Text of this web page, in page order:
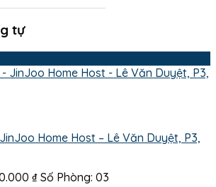
tự
Home Host – Lê Văn Duyệt, P3,
₫Khoảng
Số Phòng: 03